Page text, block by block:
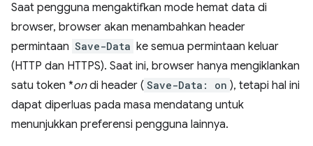
Saat pengguna mengaktifkan mode hemat data di
browser, browser akan menambahkan header
permintaan Save-Data ke semua permintaan keluar
(HTTP dan HTTPS). Saat ini, browser hanya mengiklankan
satu token *ondi header ( Save-Data: on ), tetapi hal ini
dapat diperluas pada masa mendatang untuk
menunjukkan preferensi pengguna lainnya.